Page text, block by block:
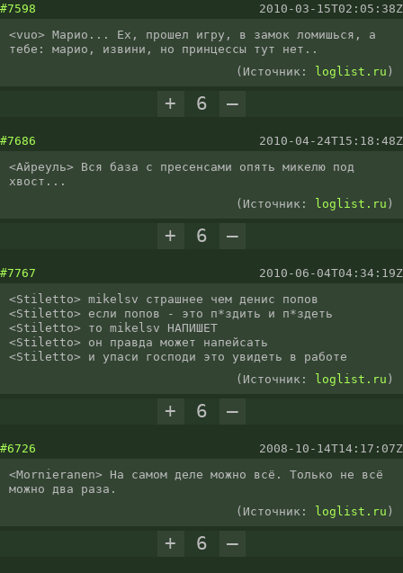
#7598
2010-03-15T02:05:38Z
<vuo> Марио... Ех, прошел игру, в замок ломишься, а
тебе: марио, извини, но принцессы тут нет..
(Источник:
loglist.ru )
+ 6 –
#7686
2010-04-24T15:18:48Z
<Айреуль> Вся база с пресенсами опять микелю под
хвост...
(Источник:
loglist.ru )
+ 6 –
#7767
2010-06-04T04:34:19Z
<Stiletto> mikelsv страшнее чем денис попов
<Stiletto> если попов - это п*здить и п*здеть
<Stiletto> то mikelsv НАПИШЕТ
<Stiletto> он правда может напейсать
<Stiletto> и упаси господи это увидеть в работе
(Источник:
loglist.ru )
+ 6 –
#6726
2008-10-14T14:17:07Z
<Mornieranen> На самом деле можно всё. Только не всё
можно два раза.
(Источник:
loglist.ru )
+ 6 –